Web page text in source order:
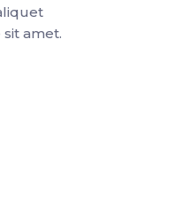
sit amet.